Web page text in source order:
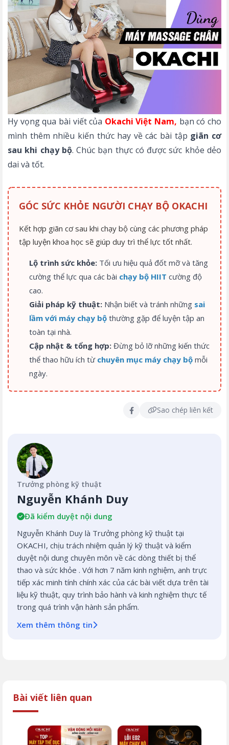
Hy vọng qua bài viết của Okachi Việt Nam, bạn có cho
mình thêm nhiều kiến thức hay về các bài tập giãn cơ
sau khi chạy bộ. Chúc bạn thực có được sức khỏe dẻo
dai và tốt.
GÓC SỨC KHỎE NGƯỜI CHẠY BỘ OKACHI
Kết hợp giãn cơ sau khi chạy bộ cùng các phương pháp
tập luyện khoa học sẽ giúp duy trì thể lực tốt nhất.
Lộ trình sức khỏe: Tối ưu hiệu quả đốt mỡ và tăng
cường thể lực qua các bài chạy bộ HIIT cường độ
cao.
Giải pháp kỹ thuật: Nhận biết và tránh những sai
lầm với máy chạy bộ thường gặp để luyện tập an
toàn tại nhà.
Cập nhật & tổng hợp: Đừng bỏ lỡ những kiến thức
thể thao hữu ích từ chuyên mục máy chạy bộ mỗi
ngày.
Sao chép liên kết
Trưởng phòng kỹ thuật
Nguyễn Khánh Duy
Đã kiểm duyệt nội dung
Nguyễn Khánh Duy là Trưởng phòng kỹ thuật tại
OKACHI, chịu trách nhiệm quản lý kỹ thuật và kiểm
duyệt nội dung chuyên môn về các dòng thiết bị thể
thao và sức khỏe . Với hơn 7 năm kinh nghiệm, anh trực
tiếp xác minh tính chính xác của các bài viết dựa trên tài
liệu kỹ thuật, quy trình bảo hành và kinh nghiệm thực tế
trong quá trình vận hành sản phẩm.
Xem thêm thông tin
Bài viết liên quan